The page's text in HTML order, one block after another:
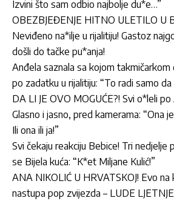
Izvini što sam odbio najbolje du*e…”
OBEZBJEĐENJE HITNO ULETILO U
Neviđeno na*ilje u rijalitiju! Gastoz
došli do tačke pu*anja!
Anđela saznala sa kojom
po zadatku u rijalitiju: “To radi samo
DA LI JE OVO MOGUĆE?! Svi o*leli po
Glasno i jasno, pred kamerama: “Ona
Ili ona ili ja!”
Svi čekaju reakciju Bebice! Tri nedjelje
se Bijela kuća: “K*et Miljane Kulić!”
ANA NIKOLIĆ U HRVATSKOJ! Evo
nastupa pop zvijezda – LUDE